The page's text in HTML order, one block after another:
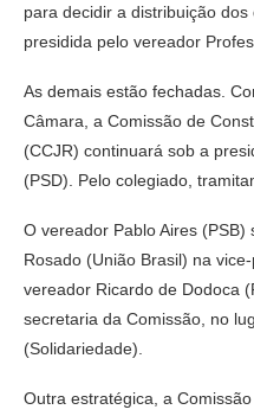
para decidir a distribuição
presidida pelo vereador
As demais estão fechadas.
Câmara, a Comissão de
(CCJR) continuará sob a
(PSD). Pelo colegiado,
O vereador Pablo Aires
Rosado (União Brasil) na
vereador Ricardo de Dodoca
secretaria da Comissão, no
(Solidariedade).
Outra estratégica, a